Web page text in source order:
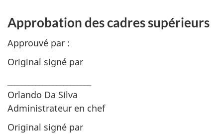
Approbation des cadres supérieurs
Approuvé par :
Original signé par
Orlando Da Silva
Administrateur en chef
Original signé par